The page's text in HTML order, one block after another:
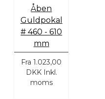
Åben
Guldpokal
# 460 - 610
mm
Fra 1.023,00
DKK Inkl.
moms